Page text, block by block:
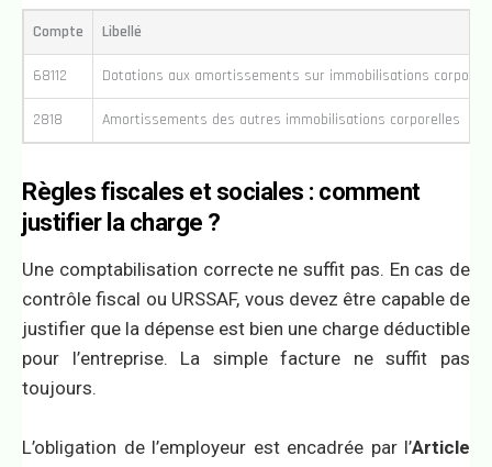
Compte Libellé
68112 Dotations aux amortissements sur immobilisations
2818 Amortissements des autres immobilisations corporelles
Règles fiscales et sociales : comment
justifier la charge ?
Une comptabilisation correcte ne suffit pas. En cas de
contrôle fiscal ou URSSAF, vous devez être capable de
justifier que la dépense est bien une charge déductible
pour l’entreprise. La simple facture ne suffit pas
toujours.
L’obligation de l’employeur est encadrée par l’Article